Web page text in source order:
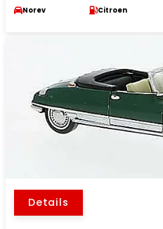
Norev Citroen
Details